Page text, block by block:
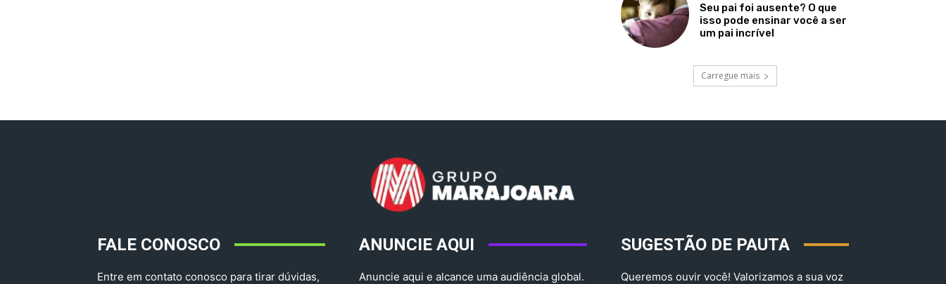
Seu pai foi ausente? O que
isso pode ensinar você a ser
um pai incrível
Carregue mais
FALE CONOSCO
Entre em contato conosco para tirar dúvidas,
ANUNCIE AQUI
Anuncie aqui e alcance uma audiência global.
SUGESTÃO DE PAUTA
Queremos ouvir você! Valorizamos a sua voz